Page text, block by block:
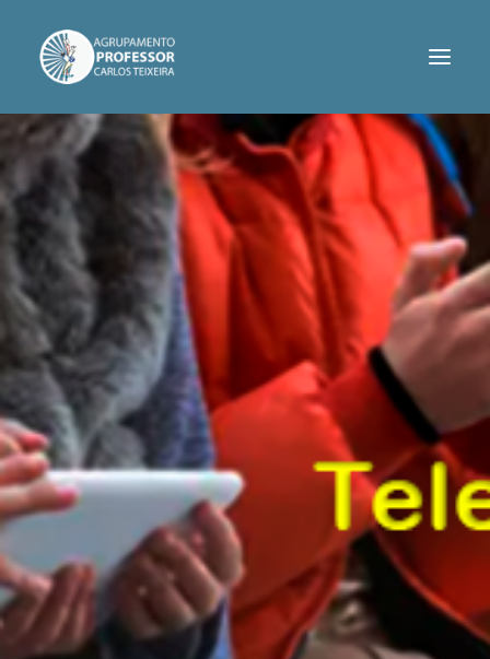
AGRUPAMENTO
SERVIÇOS
INFORMAÇÕES
PROJETOS
CONTACTOS
ASSOCIAÇÃO DE PAIS
SEARCH